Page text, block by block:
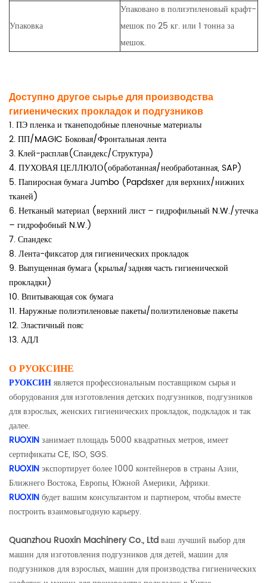
Упаковка
Упаковано в полиэтиленовый крафт-
мешок по 25 кг. или 1 тонна за
мешок.
Доступно другое сырье для производства
гигиенических прокладок и подгузников
1. ПЭ пленка и тканеподобные пленочные материалы
2. ПП/MAGIC Боковая/Фронтальная лента
3. Клей-расплав(Спандекс/Структура)
4. ПУХОВАЯ ЦЕЛЛЮЛО(обработанная/необработанная, SAP)
5. Папиросная бумага Jumbo (Papdsxer для верхних/нижних
тканей)
6. Нетканый материал (верхний лист – гидрофильный N.W./утечка
– гидрофобный N.W.)
7. Спандекс
8. Лента-фиксатор для гигиенических прокладок
9. Выпущенная бумага (крылья/задняя часть гигиенической
прокладки)
10. Впитывающая сок бумага
11. Наружные полиэтиленовые пакеты/полиэтиленовые пакеты
12. Эластичный пояс
13. АДЛ
О РУОКСИНЕ
РУОКСИНявляется профессиональным поставщиком сырья и
оборудования для изготовления детских подгузников, подгузников
для взрослых, женских гигиенических прокладок, подкладок и так
далее.
RUOXINзанимает площадь 5000 квадратных метров, имеет
сертификаты CE, ISO, SGS.
RUOXINэкспортирует более 1000 контейнеров в страны Азии,
Ближнего Востока, Европы, Южной Америки, Африки.
RUOXINбудет вашим консультантом и партнером, чтобы вместе
построить взаимовыгодную карьеру.
Quanzhou Ruoxin Machinery Co., Ltdваш лучший выбор для
машин для изготовления подгузников для детей, машин для
подгузников для взрослых, машин для производства гигиенических